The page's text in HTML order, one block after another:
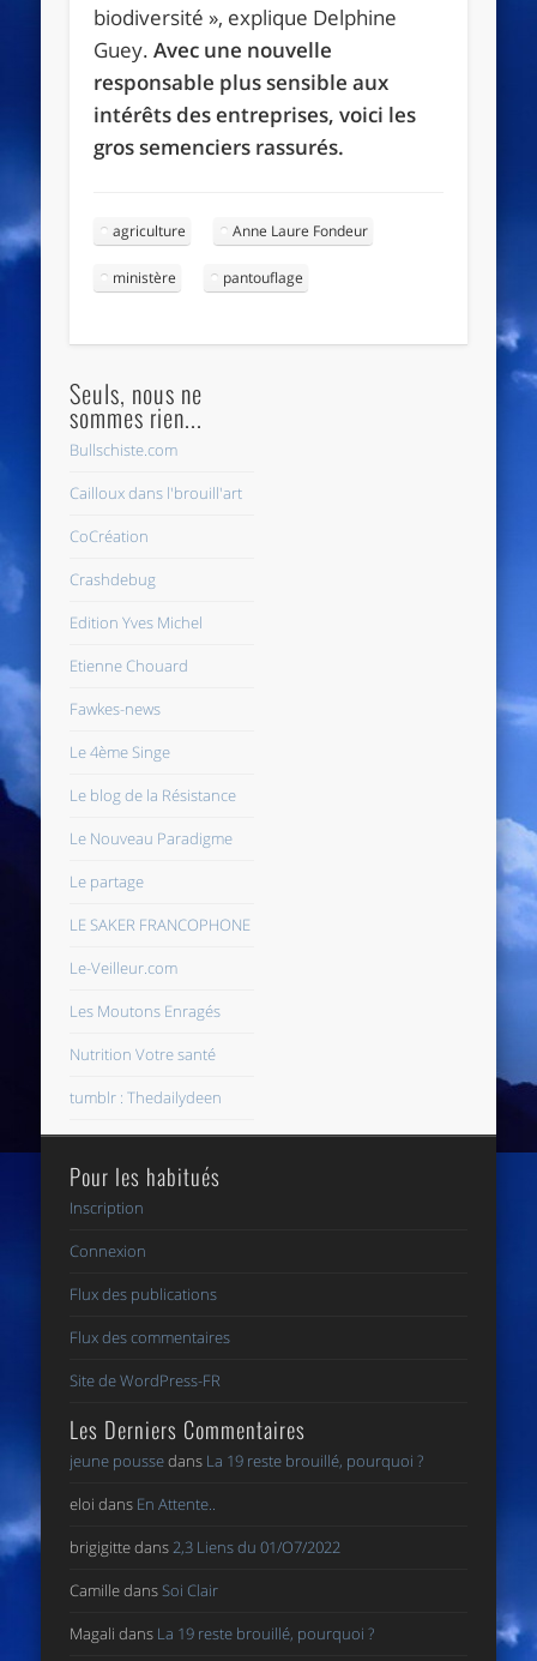
biodiversité », explique Delphine
Guey.Avec une nouvelle
responsable plus sensible aux
intérêts des entreprises, voici les
gros semenciers rassurés.
agriculture Anne Laure Fondeur
ministère pantouflage
Seuls, nous ne
sommes rien...
Bullschiste.com
Cailloux dans l'brouill'art
CoCréation
Crashdebug
Edition Yves Michel
Etienne Chouard
Fawkes-news
Le 4ème Singe
Le blog de la Résistance
Le Nouveau Paradigme
Le partage
LE SAKER FRANCOPHONE
Le-Veilleur.com
Les Moutons Enragés
Nutrition Votre santé
tumblr : Thedailydeen
Pour les habitués
Inscription
Connexion
Flux des publications
Flux des commentaires
Site de WordPress-FR
Les Derniers Commentaires
jeune poussedans La 19 reste brouillé, pourquoi ?
eloi dans En Attente..
brigigittedans 2,3 Liens du 01/O7/2022
Camilledans Soi Clair
Magali dans La 19 reste brouillé, pourquoi ?